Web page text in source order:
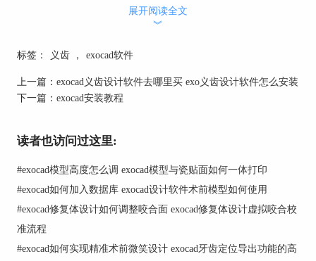
要获取病人口腔的扫描数据。这些数据是设计义齿
的基础，设计师需要充分利用这些数据，理解病人
考虑义齿的功能性： 义齿不仅要满足美观的要
求，更重要的是要有良好的功能性。设计时，需要
等，以保证病人能正常咀嚼。
展开阅读全文
︾
标签： 义齿 ， exocad软件
上一篇： exocad义齿设计软件去哪里买 exo义齿设计软件怎么安装
下一篇： exocad安装教程
读者也访问过这里:
#exocad模型高度怎么调 exocad模型与瓷贴面如何一体打印
#exocad如何加入数据库 exocad设计软件术前模型如何使用
#exocad修复体设计如何调整咬合面 exocad修复体设计虚拟咬合校
准流程
#exocad如何实现精准术前微笑设计 exocad牙齿定位导出功能的高